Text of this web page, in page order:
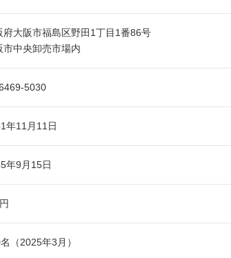
府大阪市福島区野田1丁目1番86号
市中央卸売市場内
5030
年11月11日
年9月15日
（2025年3月）